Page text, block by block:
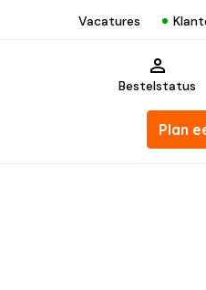
Vacatures
Bestelstatus
Plan